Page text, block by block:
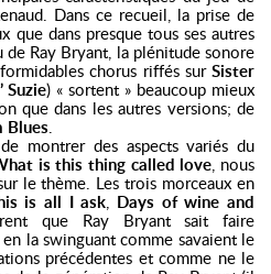
Dans ce recueil, la prise de
que dans presque tous ses autres
de Ray Bryant, la plénitude sonore
chorus riffés sur Sister
Suzie) « sortent » beaucoup mieux
que dans les autres versions; de
Blues.
montrer des aspects variés du
is this thing called love, nous
le thème. Les trois morceaux en
is all I ask, Days of wine and
que Ray Bryant sait faire
la swinguant comme savaient le
précédentes et comme ne le